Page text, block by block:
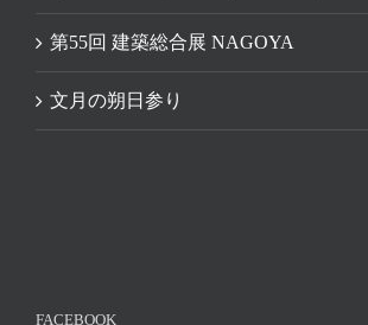
第55回 建築総合展 NAGOYA
文月の朔日参り
FACEBOOK